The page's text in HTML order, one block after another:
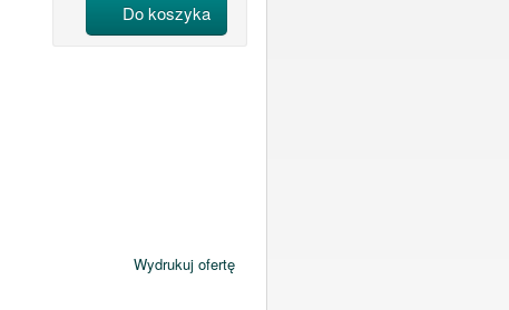
Do koszyka
Wydrukuj ofertę